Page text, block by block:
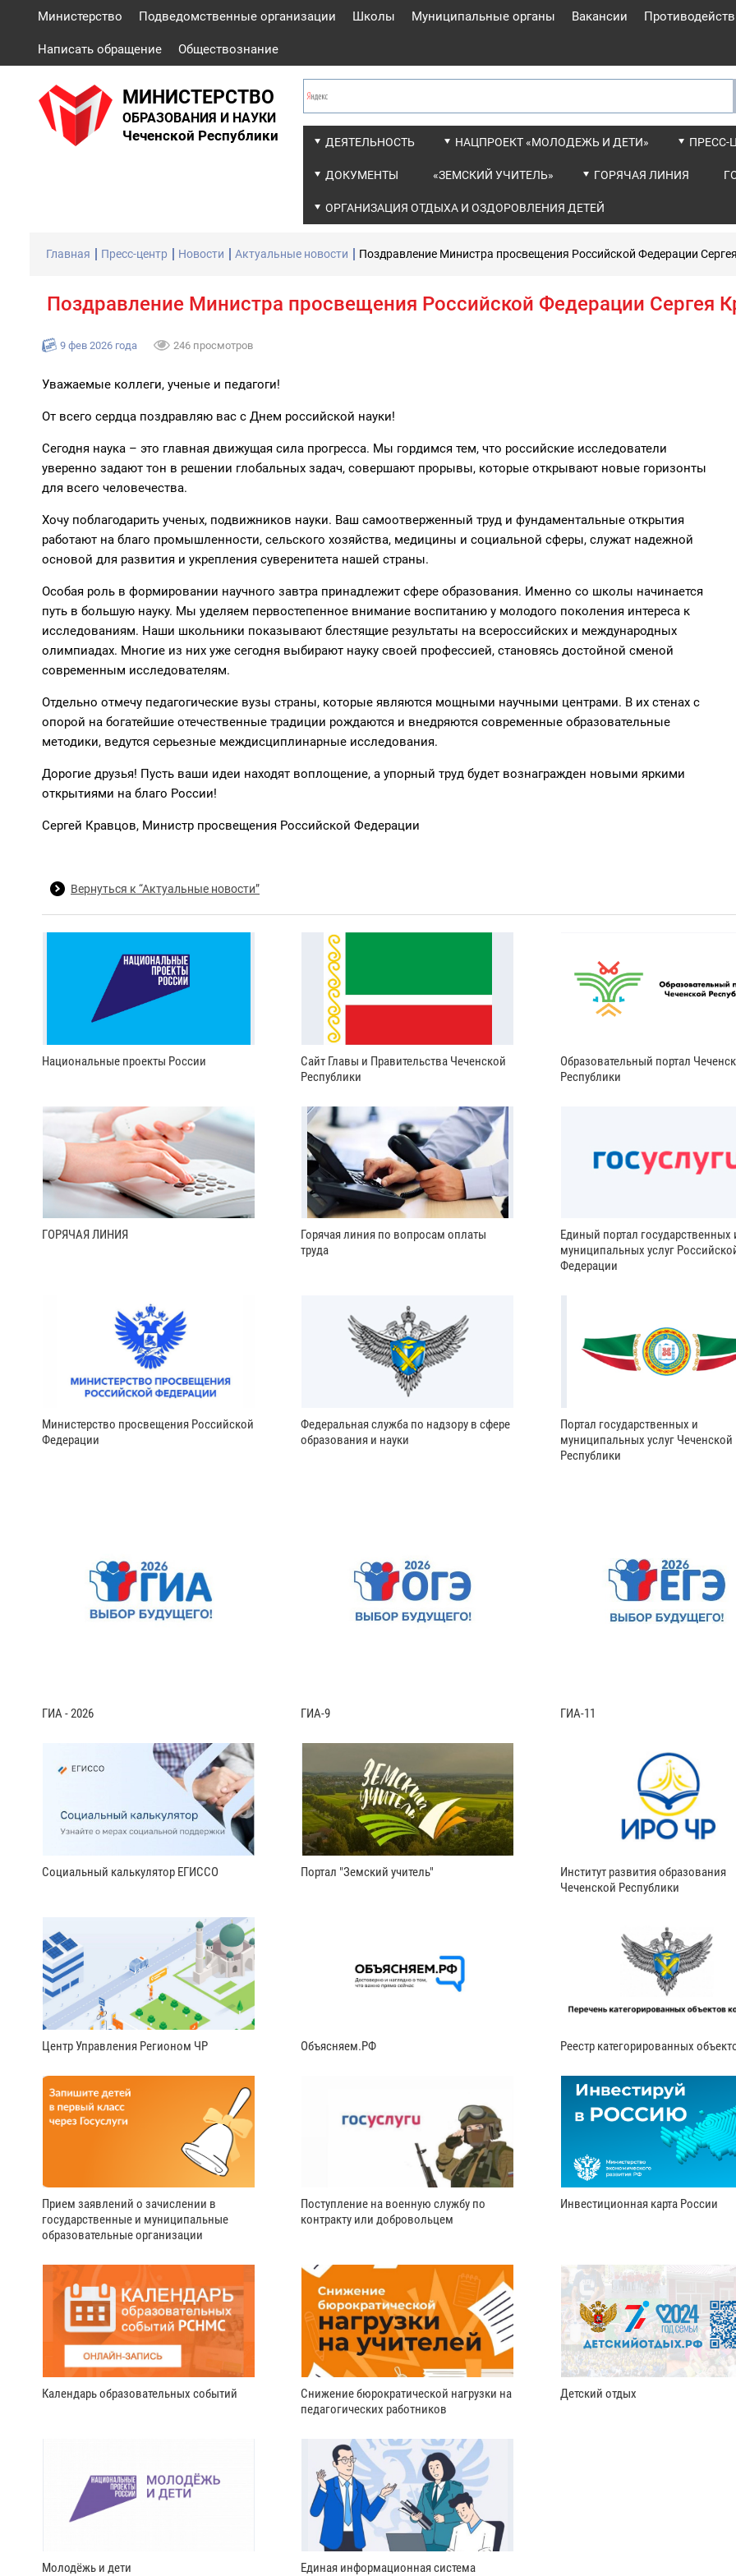
Министерство Подведомственные организации Школы Муниципальные органы Вакансии
Написать обращение Обществознание
МИНИСТЕРСТВО
ОБРАЗОВАНИЯ И НАУКИ
Чеченской Республики ДЕЯТЕЛЬНОСТЬ НАЦПРОЕКТ «МОЛОДЕЖЬ И ДЕТИ» ПРЕСС-
ДОКУМЕНТЫ «ЗЕМСКИЙ УЧИТЕЛЬ» ГОРЯЧАЯ ЛИНИЯ
ОРГАНИЗАЦИЯ ОТДЫХА И ОЗДОРОВЛЕНИЯ ДЕТЕЙ
Главная Пресс-центр Новости Актуальные новости Поздравление Министра просвещения Российской Федерации
Поздравление Министра просвещения Российской Федерации Сергея
9 фев 2026 года 246 просмотров
Уважаемые коллеги, ученые и педагоги!
От всего сердца поздравляю вас с Днем российской науки!
Сегодня наука – это главная движущая сила прогресса. Мы гордимся тем, что российские исследователи
уверенно задают тон в решении глобальных задач, совершают прорывы, которые открывают новые горизонты
для всего человечества.
Хочу поблагодарить ученых, подвижников науки. Ваш самоотверженный труд и фундаментальные открытия
работают на благо промышленности, сельского хозяйства, медицины и социальной сферы, служат надежной
основой для развития и укрепления суверенитета нашей страны.
Особая роль в формировании научного завтра принадлежит сфере образования. Именно со школы начинается
путь в большую науку. Мы уделяем первостепенное внимание воспитанию у молодого поколения интереса к
исследованиям. Наши школьники показывают блестящие результаты на всероссийских и международных
олимпиадах. Многие из них уже сегодня выбирают науку своей профессией, становясь достойной сменой
современным исследователям.
Отдельно отмечу педагогические вузы страны, которые являются мощными научными центрами. В их стенах с
опорой на богатейшие отечественные традиции рождаются и внедряются современные образовательные
методики, ведутся серьезные междисциплинарные исследования.
Дорогие друзья! Пусть ваши идеи находят воплощение, а упорный труд будет вознагражден новыми яркими
открытиями на благо России!
Сергей Кравцов, Министр просвещения Российской Федерации
Вернуться к “Актуальные новости”
Национальные проекты России
Сайт Главы и Правительства Чеченской
Республики
Образовательный портал
Республики
ГОРЯЧАЯ ЛИНИЯ
Горячая линия по вопросам оплаты
труда
Единый портал государственных
муниципальных услуг
Федерации
Министерство просвещения Российской
Федерации
Федеральная служба по надзору в сфере
образования и науки
Портал государственных и
муниципальных услуг Чеченской
Республики
ГИА - 2026 ГИА-9 ГИА-11
Социальный калькулятор ЕГИССО Портал "Земский учитель"
Институт развития образования
Чеченской Республики
Центр Управления Регионом ЧР Объясняем.РФ Реестр категорированных
Прием заявлений о зачислении в
государственные и муниципальные
образовательные организации
Поступление на военную службу по
контракту или добровольцем
Инвестиционная карта России
Календарь образовательных событий
Снижение бюрократической нагрузки на
педагогических работников
Детский отдых
Молодёжь и дети
Единая информационная система